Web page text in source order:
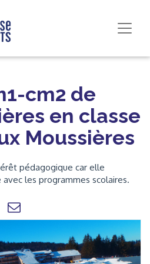
cm2 de
en classe
Moussières
pédagogique car elle
les programmes scolaires.